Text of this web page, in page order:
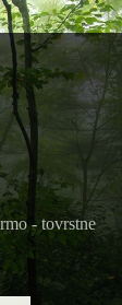
- tovrstne